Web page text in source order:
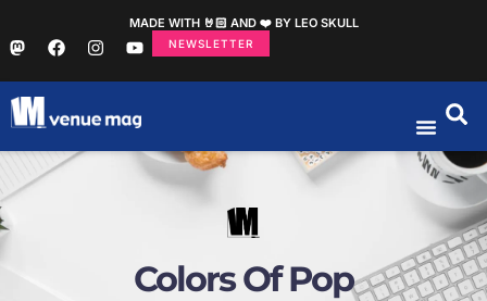
MADE WITH 🤘🏻 AND ❤️ BY LEO SKULL
NEWSLETTER
Colors Of Pop